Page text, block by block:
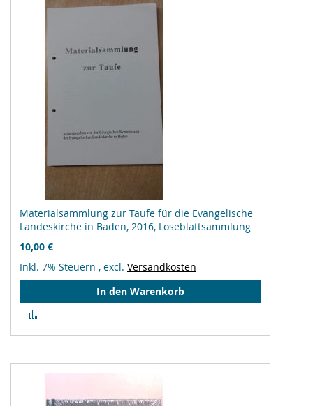
Materialsammlung zur Taufe für die Evangelische
Landeskirche in Baden, 2016, Loseblattsammlung
10,00 €
Inkl. 7% Steuern , excl. Versandkosten
In den Warenkorb
hinzufügen